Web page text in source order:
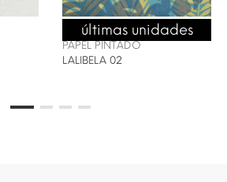
ENVÍO 24/48H
últimas unidades
PAPEL PINTADO
LALIBELA 02